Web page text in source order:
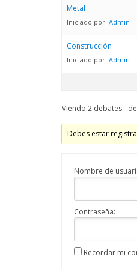
Metal
Iniciado por: Admin
Construcción
Iniciado por: Admin
Viendo 2 debates -
Debes estar
Nombre de
Contraseña:
Recordar mi